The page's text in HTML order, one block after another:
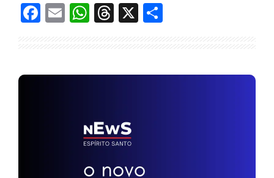
Facebook
EmailWhatsApp
Threads
X